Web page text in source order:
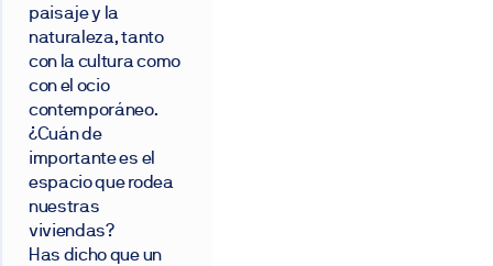
paisaje y la
naturaleza, tanto
con la cultura como
con el ocio
contemporáneo.
¿Cuán de
importante es el
espacio que rodea
nuestras
viviendas?
Has dicho que un